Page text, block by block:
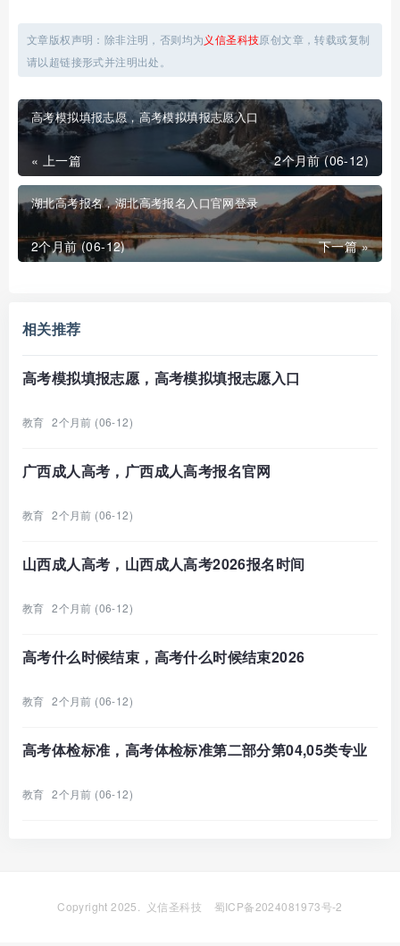
文章版权声明：除非注明，否则均为义信圣科技原创文章，转载或复制
请以超链接形式并注明出处。
高考模拟填报志愿，高考模拟填报志愿入口
« 上一篇 2个月前 (06-12)
湖北高考报名，湖北高考报名入口官网登录
下一篇 »
2个月前 (06-12)
相关推荐
高考模拟填报志愿，高考模拟填报志愿入口
教育 2个月前 (06-12)
广西成人高考，广西成人高考报名官网
教育 2个月前 (06-12)
山西成人高考，山西成人高考2026报名时间
教育 2个月前 (06-12)
高考什么时候结束，高考什么时候结束2026
教育 2个月前 (06-12)
高考体检标准，高考体检标准第二部分第04,05类专业
教育 2个月前 (06-12)
Copyright 2025. 义信圣科技 蜀ICP备2024081973号-2